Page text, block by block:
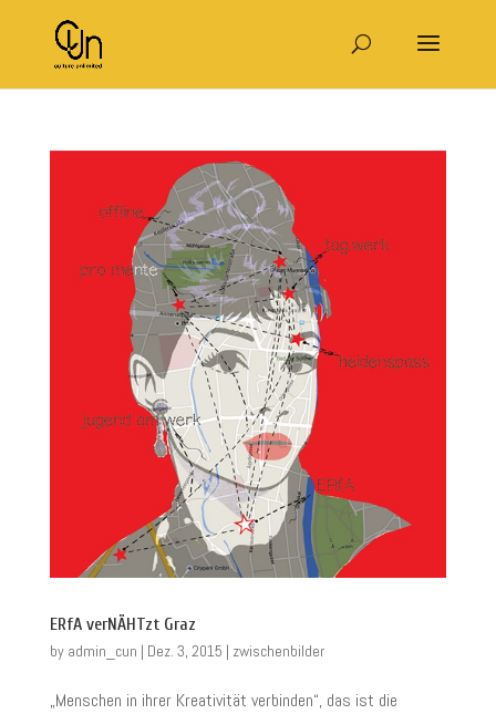
ERfA verNÄHTzt Graz
by admin_cun | Dez. 3, 2015 | zwischenbilder
„Menschen in ihrer Kreativität verbinden“, das ist die